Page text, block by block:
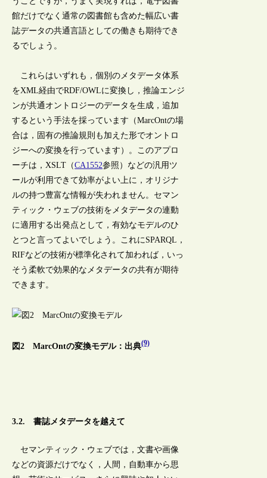
館だけでなく通常の図書館も含めた幅広い書
誌データの共通言語としての働きも期待でき
るでしょう。
これらはいずれも，個別のメタデータ体系
をXML経由でRDF/OWLに変換し，推論エンジ
ンが共通オントロジーのデータを生成，追加
するという手法を採っています（MarcOntの場
合は，固有の推論規則も加えた形でオントロ
ジーへの変換を行っています）。このアプロ
ーチは，XSLT（CA1552参照）などの汎用ツ
ールが利用できて効率がよい上に，オリジナ
ルの持つ豊富な情報が失われません。セマン
ティック・ウェブの技術をメタデータの連動
に適用する出発点として，有効なモデルのひ
とつと言ってよいでしょう。これにSPARQL，
RIFなどの技術が標準化されて加われば，いっ
そう柔軟で効果的なメタデータの共有が期待
できます。
図2 MarcOntの変換モデル：出典(9)
3.2. 書誌メタデータを越えて
セマンティック・ウェブでは，文書や画像
などの資源だけでなく，人間，自動車から思